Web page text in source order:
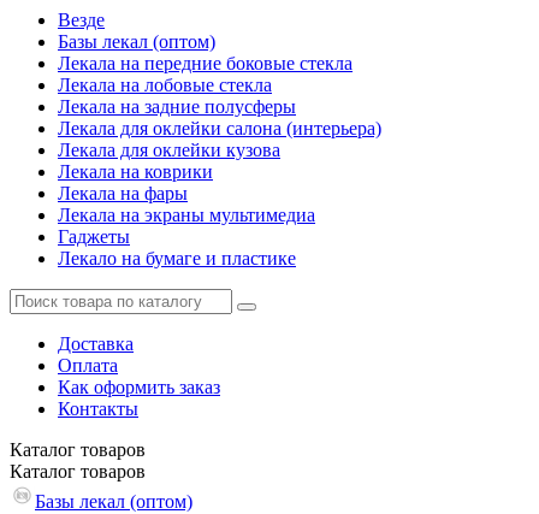
Везде
Базы лекал (оптом)
Лекала на передние боковые стекла
Лекала на лобовые стекла
Лекала на задние полусферы
Лекала для оклейки салона (интерьера)
Лекала для оклейки кузова
Лекала на коврики
Лекала на фары
Лекала на экраны мультимедиа
Гаджеты
Лекало на бумаге и пластике
Доставка
Оплата
Как оформить заказ
Контакты
Каталог товаров
Каталог товаров
Базы лекал (оптом)